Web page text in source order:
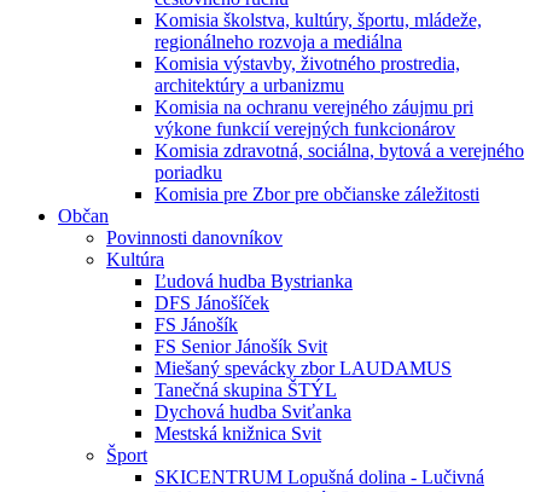
Komisia školstva, kultúry, športu, mládeže,
regionálneho rozvoja a mediálna
Komisia výstavby, životného prostredia,
architektúry a urbanizmu
Komisia na ochranu verejného záujmu pri
výkone funkcií verejných funkcionárov
Komisia zdravotná, sociálna, bytová a verejného
poriadku
Komisia pre Zbor pre občianske záležitosti
Občan
Povinnosti danovníkov
Kultúra
Ľudová hudba Bystrianka
DFS Jánošíček
FS Jánošík
FS Senior Jánošík Svit
Miešaný spevácky zbor LAUDAMUS
Tanečná skupina ŠTÝL
Dychová hudba Sviťanka
Mestská knižnica Svit
Šport
SKICENTRUM Lopušná dolina - Lučivná